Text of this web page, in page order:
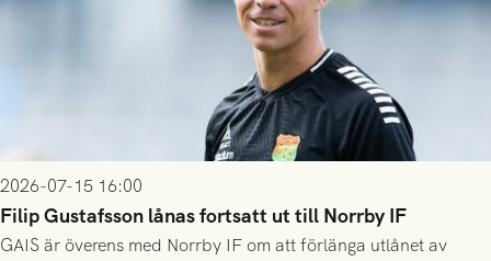
2026-07-15 16:00
Filip Gustafsson lånas fortsatt ut till Norrby IF
GAIS är överens med Norrby IF om att förlänga utlånet av